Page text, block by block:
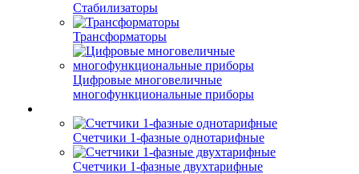
Стабилизаторы
Трансформаторы
Цифровые многовеличные
многофункциональные приборы
Счетчики 1-фазные однотарифные
Счетчики 1-фазные двухтарифные